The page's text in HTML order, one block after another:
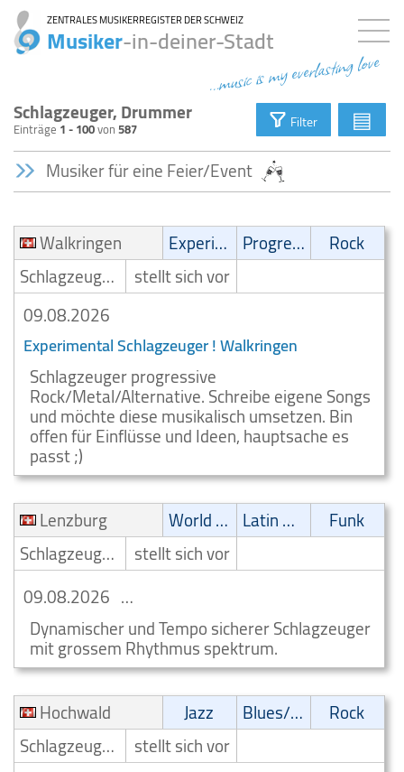
ZENTRALES MUSIKERREGISTER DER SCHWEIZ
Musiker-in-deiner-Stadt
...music is my everlasting love
Schlagzeuger, Drummer
Einträge1 - 100von587 Filter ▤
Musiker für eine Feier/Event
Walkringen Experimental Progressive
Rock
Schlagzeuger/Drummer
stellt sich vor
09.08.2026
Experimental Schlagzeuger ! Walkringen
Schlagzeuger progressive
Rock/Metal/Alternative. Schreibe eigene Songs
und möchte diese musikalisch umsetzen. Bin
offen für Einflüsse und Ideen, hauptsache es
passt ;)
Lenzburg
World Music Latin Musik
Funk
Schlagzeuger/Drummer
stellt sich vor
09.08.2026
World Music Schlagzeuger Lenzburg
Dynamischer und Tempo sicherer Schlagzeuger
mit grossem Rhythmus spektrum.
Hochwald
Jazz Blues/Swing
Rock
Schlagzeuger/Drummer
stellt sich vor